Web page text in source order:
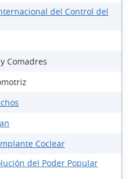
del Control del
Comadres
Coclear
del Poder Popular